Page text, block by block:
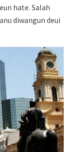
hate. Salah
diwangun deui